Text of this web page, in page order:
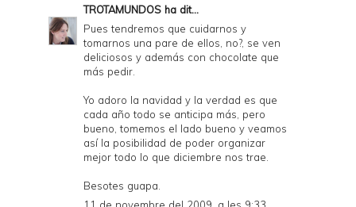
TROTAMUNDOS ha dit...
Pues tendremos que cuidarnos y
tomarnos una pare de ellos, no?, se ven
deliciosos y además con chocolate que
más pedir.
Yo adoro la navidad y la verdad es que
cada año todo se anticipa más, pero
bueno, tomemos el lado bueno y veamos
así la posibilidad de poder organizar
mejor todo lo que diciembre nos trae.
Besotes guapa.